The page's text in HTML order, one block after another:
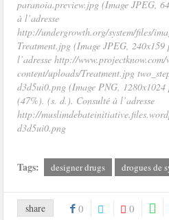
paranoia.preview.jpg (Image JPEG,
à l’adresse
http://undergrowth.org/system/files/
Treatment.jpg (Image JPEG,
l’adresse http://www.projectknow.com/
content/uploads/Treatment.jpg
d3d5ui0.png (Image PNG, 1280x1024
(47%). (s. d.). Consulté à l’adresse
http://
d3d5ui0.png
Tags: designer drugs drogues de
share 0 0